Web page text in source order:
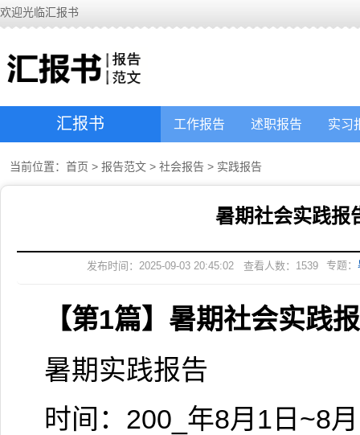
欢迎光临汇报书
汇报书 工作报告 述职报告 实习
当前位置： 首页 > 报告范文 > 社会报告 > 实践报告
暑期社会实践报
发布时间：2025-09-03 20:45:02 查看人数： 1539 专题：
【第1篇】暑期社会实践
暑期实践报告
时间：200_年8月1日~8